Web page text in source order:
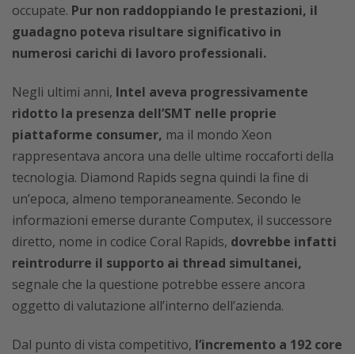
occupate. Pur non raddoppiando le prestazioni, il
guadagno poteva risultare significativo in
numerosi carichi di lavoro professionali.
Negli ultimi anni, Intel aveva progressivamente
ridotto la presenza dell’SMT nelle proprie
piattaforme consumer, ma il mondo Xeon
rappresentava ancora una delle ultime roccaforti della
tecnologia. Diamond Rapids segna quindi la fine di
un’epoca, almeno temporaneamente. Secondo le
informazioni emerse durante Computex, il successore
diretto, nome in codice Coral Rapids, dovrebbe infatti
reintrodurre il supporto ai thread simultanei,
segnale che la questione potrebbe essere ancora
oggetto di valutazione all’interno dell’azienda.
Dal punto di vista competitivo, l’incremento a 192 core